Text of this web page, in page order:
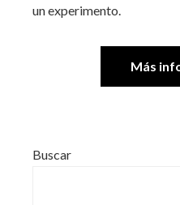
un experimento.
Más
Buscar